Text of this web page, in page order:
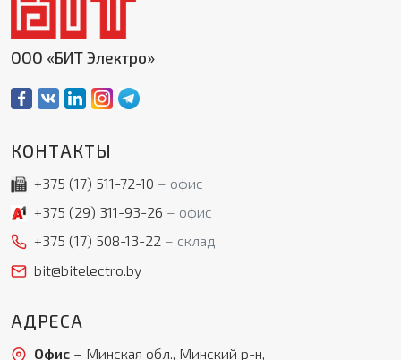
ООО «БИТ Электро»
КОНТАКТЫ
+375 (17) 511-72-10
офис
+375 (29) 311-93-26
офис
+375 (17) 508-13-22
склад
bit@bitelectro.by
АДРЕСА
Офис– Минская обл., Минский р-н,